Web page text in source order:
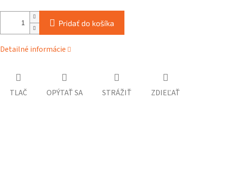
Pridať do košíka
Detailné informácie
TLAČ OPÝTAŤ SA STRÁŽIŤ ZDIEĽAŤ